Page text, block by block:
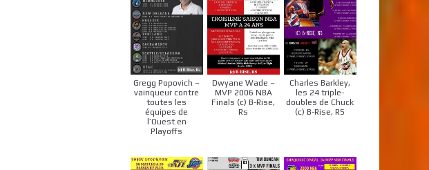
Gregg Popovich –
vainqueur contre
toutes les
équipes de
l’Ouest en
Playoffs
Dwyane Wade –
MVP 2006 NBA
Finals (c) B-Rise,
Rs
Charles Barkley,
les 24 triple-
doubles de Chuck
(c) B-Rise, RS